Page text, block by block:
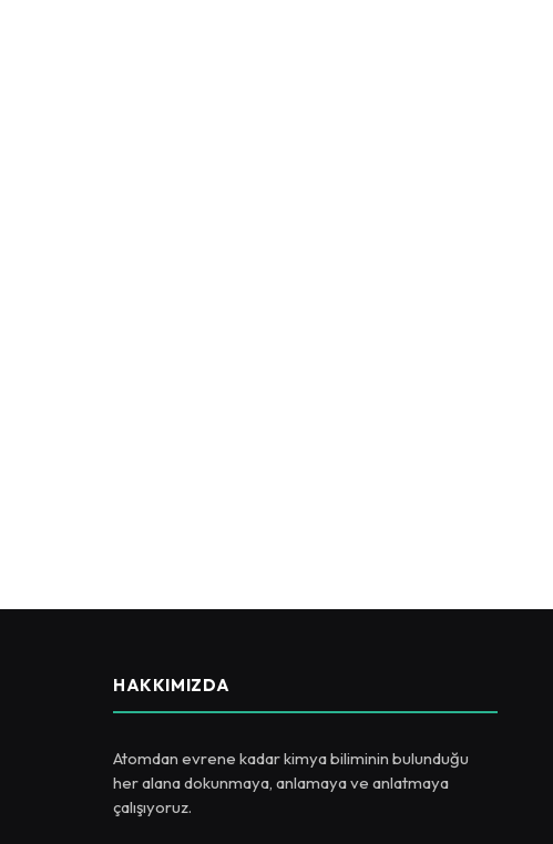
HAKKIMIZDA
Atomdan evrene kadar kimya biliminin bulunduğu
her alana dokunmaya, anlamaya ve anlatmaya
çalışıyoruz.